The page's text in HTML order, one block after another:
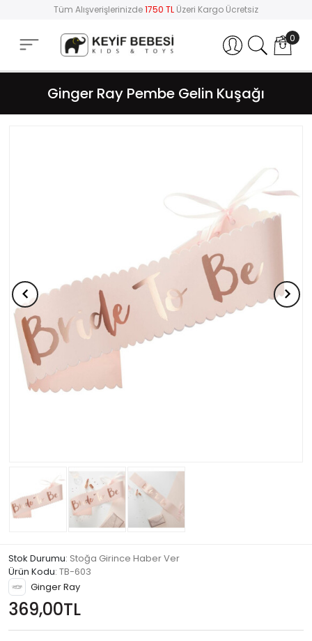
Tüm Alışverişlerinizde1750 TL Üzeri Kargo Ücretsiz
Hesabım 0
Ginger Ray Pembe Gelin Kuşağı
Stok Durumu: Stoğa Girince Haber Ver
Ürün Kodu: TB-603
Ginger Ray
369,00TL